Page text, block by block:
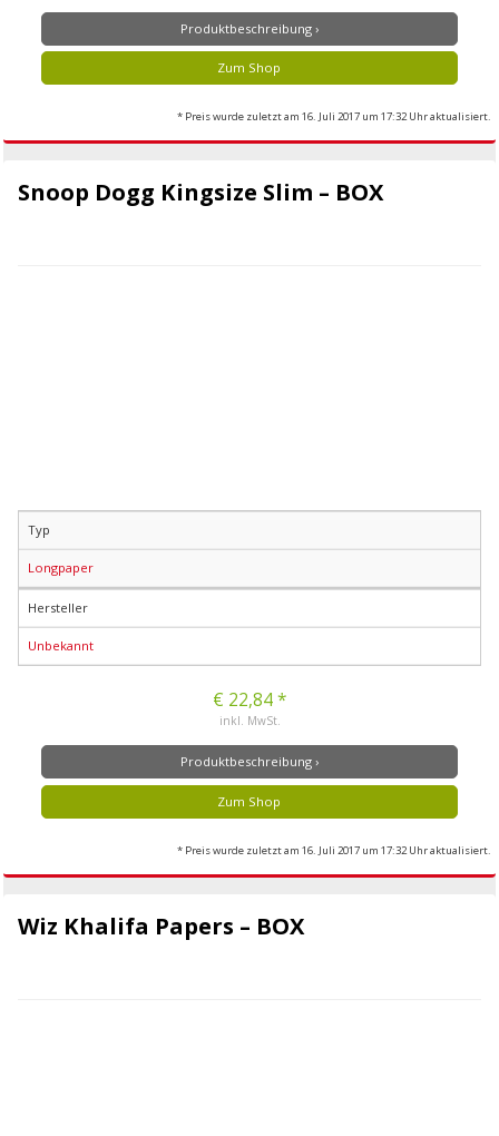
Produktbeschreibung ›
Zum Shop
* Preis wurde zuletzt am 16. Juli 2017 um 17:32 Uhr aktualisiert.
Snoop Dogg Kingsize Slim – BOX
Typ
Longpaper
Hersteller
Unbekannt
€ 22,84 *
inkl. MwSt.
Produktbeschreibung ›
Zum Shop
* Preis wurde zuletzt am 16. Juli 2017 um 17:32 Uhr aktualisiert.
Wiz Khalifa Papers – BOX